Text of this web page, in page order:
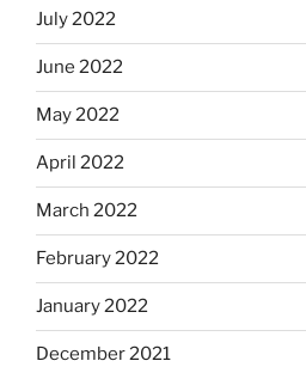
July 2022
June 2022
May 2022
April 2022
March 2022
February 2022
January 2022
December 2021